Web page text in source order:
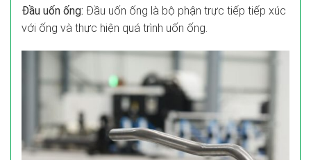
Đầu uốn ống: Đầu uốn ống là bộ phận trực tiếp tiếp xúc
với ống và thực hiện quá trình uốn ống.